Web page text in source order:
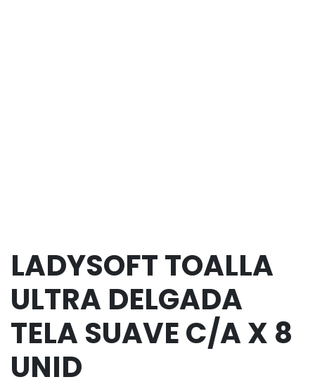
LADYSOFT TOALLA
ULTRA DELGADA
TELA SUAVE C/A X 8
UNID